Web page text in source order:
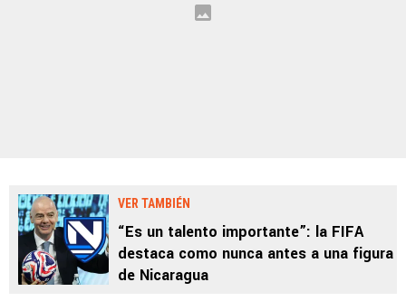
VER TAMBIÉN
“Es un talento importante”: la FIFA
destaca como nunca antes a una figura
de Nicaragua